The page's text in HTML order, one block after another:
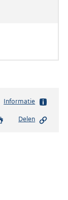
Informatie
Delen